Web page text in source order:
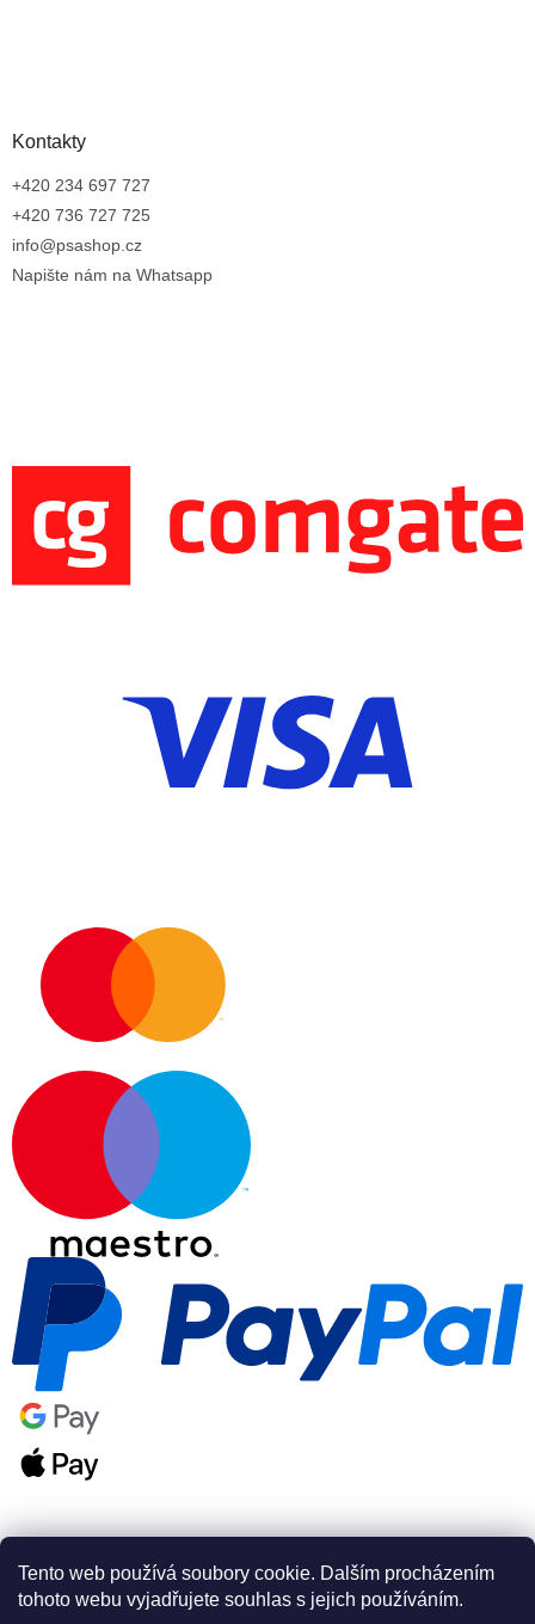
Tento web používá soubory cookie. Dalším procházením
tohoto webu vyjadřujete souhlas s jejich používáním.
Kontakty
+420 234 697 727
+420 736 727 725
info@psashop.cz
Napište nám na Whatsapp
Vytvořil Shoptet Premium